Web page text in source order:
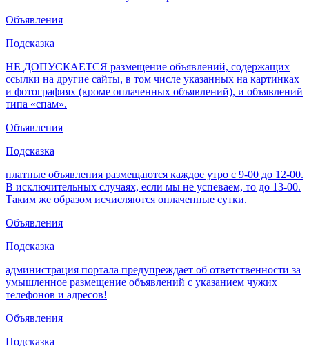
Объявления
Подсказка
НЕ ДОПУСКАЕТСЯ размещение объявлений, содержащих
ссылки на другие сайты, в том числе указанных на картинках
и фотографиях (кроме оплаченных объявлений), и объявлений
типа «спам».
Объявления
Подсказка
платные объявления размещаются каждое утро с 9-00 до 12-00.
В исключительных случаях, если мы не успеваем, то до 13-00.
Таким же образом исчисляются оплаченные сутки.
Объявления
Подсказка
администрация портала предупреждает об ответственности за
умышленное размещение объявлений с указанием чужих
телефонов и адресов!
Объявления
Подсказка